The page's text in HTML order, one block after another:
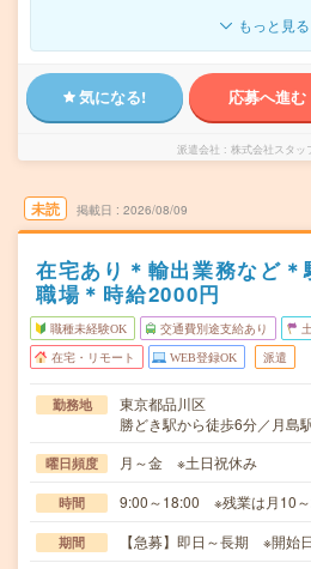
もっと見る
気になる! 応募へ進む
派遣会社 株式会社スタッ
未読 掲載日 2026/08/09
在宅あり＊輸出業務など
職場＊時給2000円
職種未経験OK 交通費別途支給あり
在宅・リモート WEB登録OK 派遣
勤務地
東京都品川区
勝どき駅から徒歩6分／月島
曜日頻度 月～金 ※土日祝休み
時間 9:00～18:00 ※残業は月10～
期間 【急募】即日～長期 ※開始